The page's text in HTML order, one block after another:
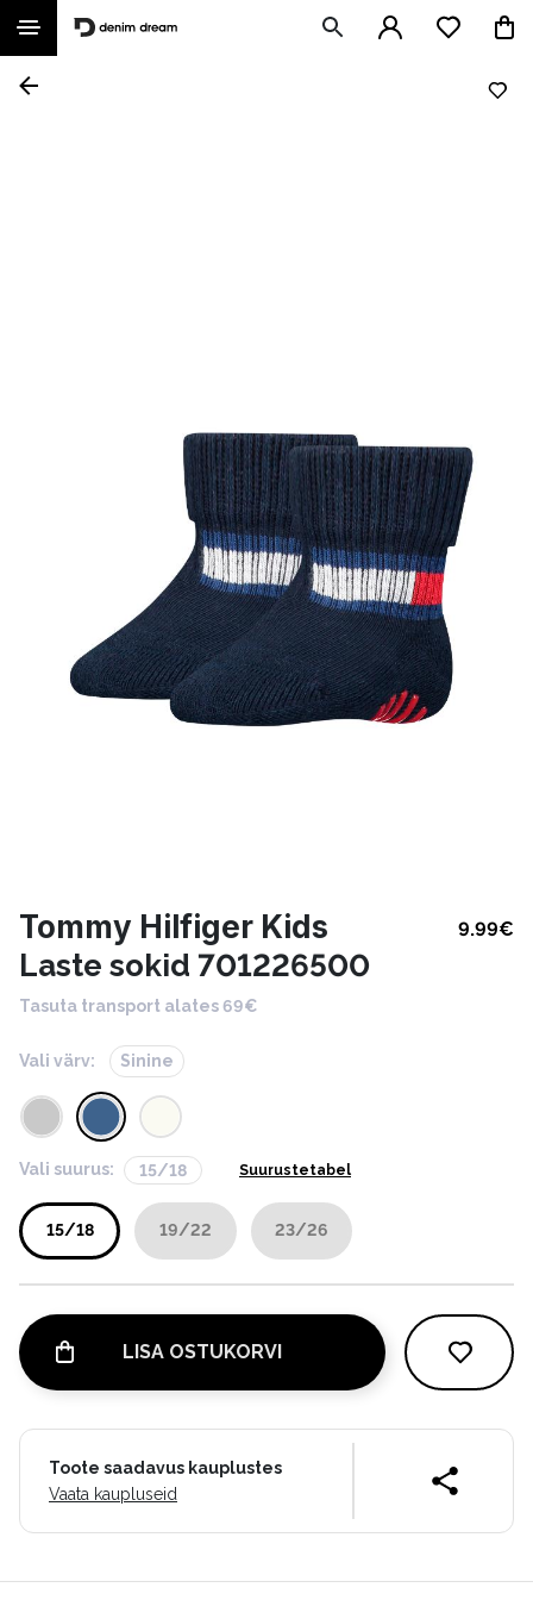
Tommy Hilfiger Kids 9.99€
Laste sokid 701226500
Tasuta transport alates 69€
Vali värv: Sinine
Vali suurus: 15/18 Suurustetabel
15/18 19/22 23/26
LISA OSTUKORVI
Toote saadavus kauplustes
Vaata kaupluseid